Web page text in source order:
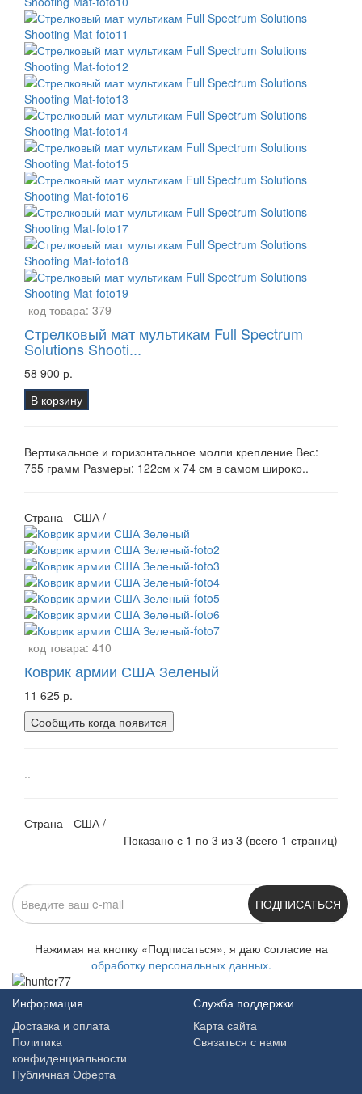
код товара: 379
Стрелковый мат мультикам Full Spectrum
Solutions Shooti...
58 900 р.
В корзину
Вертикальное и горизонтальное молли крепление Вес:
755 грамм Размеры: 122см х 74 см в самом широко..
Страна - США /
код товара: 410
Коврик армии США Зеленый
11 625 р.
Сообщить когда появится
..
Страна - США /
Показано с 1 по 3 из 3 (всего 1 страниц)
ПОДПИСАТЬСЯ
Нажимая на кнопку «Подписаться», я даю cогласие на
обработку персональных данных.
Информация
Доставка и оплата
Политика
конфиденциальности
Публичная Оферта
Служба поддержки
Карта сайта
Связаться с нами